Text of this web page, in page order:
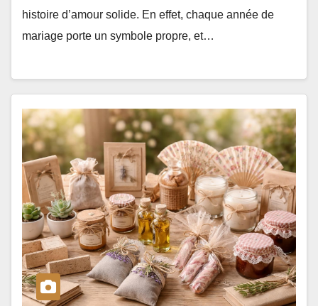
histoire d’amour solide. En effet, chaque année de
mariage porte un symbole propre, et…